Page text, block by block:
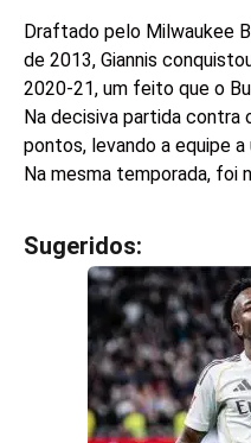
Draftado pelo Milwaukee
de 2013, Giannis
2020-21, um feito que o
Na decisiva partida contra
pontos, levando a equipe a
Na mesma temporada, foi
Sugeridos: